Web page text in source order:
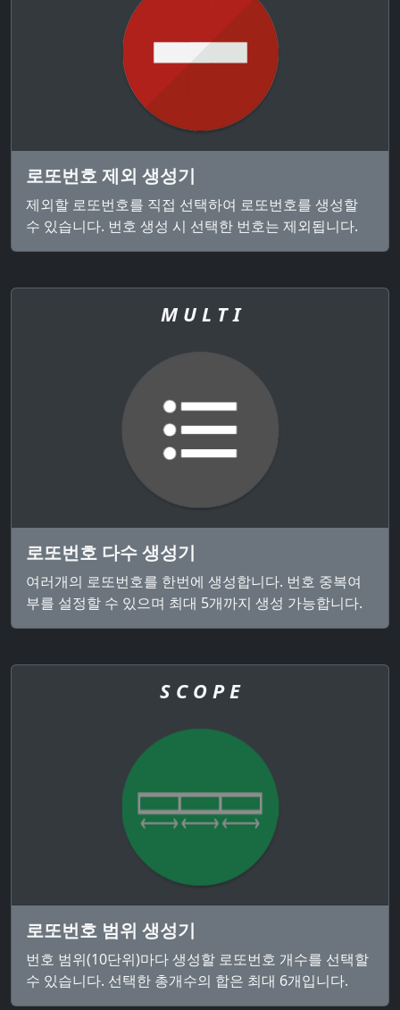
로또번호 제외 생성기
제외할 로또번호를 직접 선택하여 로또번호를 생성할
수 있습니다. 번호 생성 시 선택한 번호는 제외됩니다.
M U L T I
로또번호 다수 생성기
여러개의 로또번호를 한번에 생성합니다. 번호 중복여
부를 설정할 수 있으며 최대 5개까지 생성 가능합니다.
S C O P E
로또번호 범위 생성기
번호 범위(10단위)마다 생성할 로또번호 개수를 선택할
수 있습니다. 선택한 총개수의 합은 최대 6개입니다.